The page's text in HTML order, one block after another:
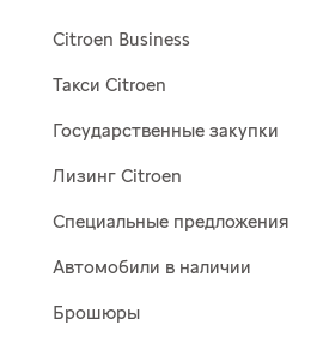
Citroen Business
Такси Citroen
Государственные закупки
Лизинг Citroen
Специальные предложения
Автомобили в наличии
Брошюры